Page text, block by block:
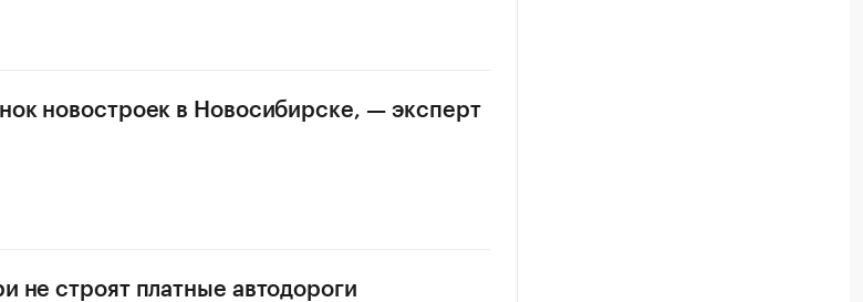
новостроек в Новосибирске, — эксперт
не строят платные автодороги